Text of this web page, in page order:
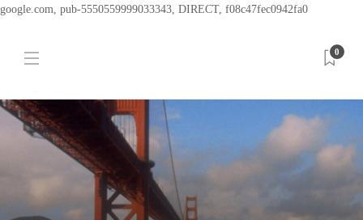
google.com, pub-5550559999033343, DIRECT, f08c47fec0942fa0
0